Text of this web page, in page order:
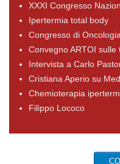
XXXI Congresso
Ipertermia total body
Congresso di
Convegno ARTOI
Intervista a Carlo
Cristiana Aperio su
Chemioterapia
Filippo Lococo